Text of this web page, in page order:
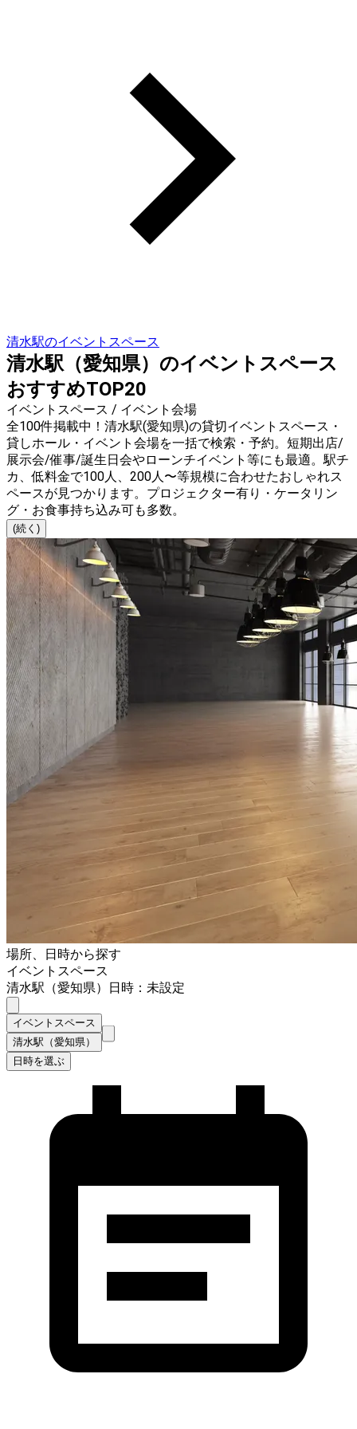
清水駅のイベントスペース
清水駅（愛知県）のイベントスペース
おすすめTOP20
イベントスペース / イベント会場
全100件掲載中！清水駅(愛知県)の貸切イベントスペース・
貸しホール・イベント会場を一括で検索・予約。短期出店/
展示会/催事/誕生日会やローンチイベント等にも最適。駅チ
カ、低料金で100人、200人〜等規模に合わせたおしゃれス
ペースが見つかります。プロジェクター有り・ケータリン
グ・お食事持ち込み可も多数。
(続く)
場所、日時から探す
イベントスペース
清水駅（愛知県）
日時：未設定
イベントスペース
清水駅（愛知県）
日時を選ぶ